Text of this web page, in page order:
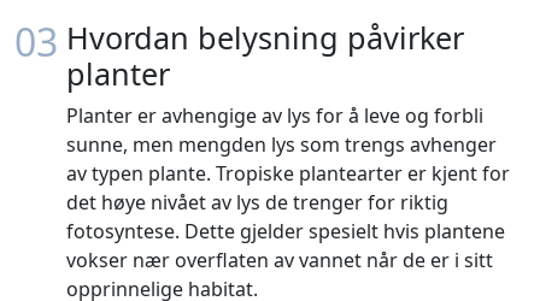
03 Hvordan belysning påvirker
planter
Planter er avhengige av lys for å leve og forbli
sunne, men mengden lys som trengs avhenger
av typen plante. Tropiske plantearter er kjent for
det høye nivået av lys de trenger for riktig
fotosyntese. Dette gjelder spesielt hvis plantene
vokser nær overflaten av vannet når de er i sitt
opprinnelige habitat.